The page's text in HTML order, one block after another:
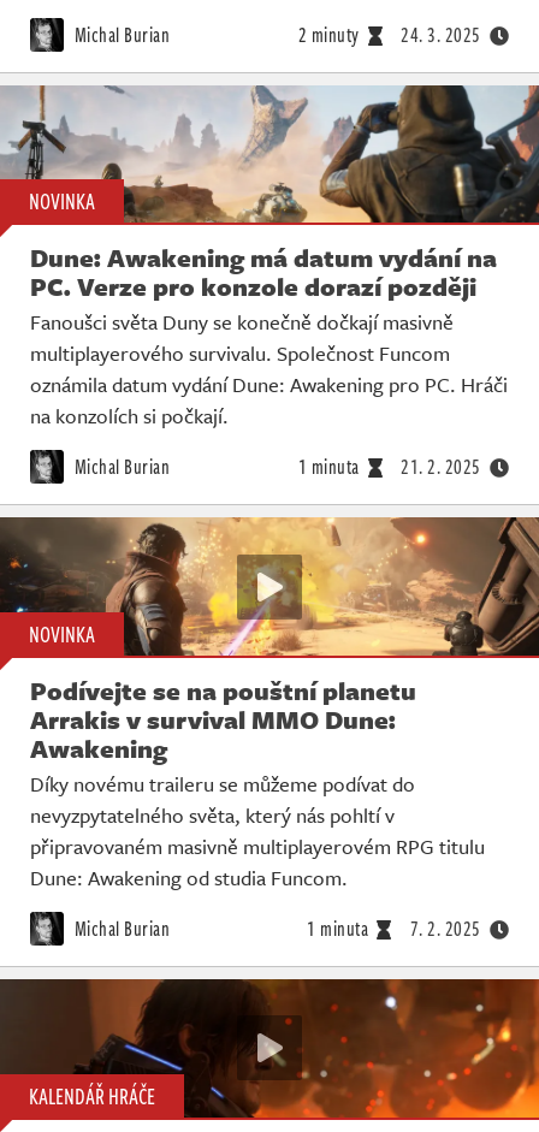
Michal Burian 2 minuty 24. 3. 2025
NOVINKA
Dune: Awakening má datum vydání na
PC. Verze pro konzole dorazí později
Fanoušci světa Duny se konečně dočkají masivně
multiplayerového survivalu. Společnost Funcom
oznámila datum vydání Dune: Awakening pro PC. Hráči
na konzolích si počkají.
Michal Burian 1 minuta 21. 2. 2025
NOVINKA
Podívejte se na pouštní planetu
Arrakis v survival MMO Dune:
Awakening
Díky novému traileru se můžeme podívat do
nevyzpytatelného světa, který nás pohltí v
připravovaném masivně multiplayerovém RPG titulu
Dune: Awakening od studia Funcom.
Michal Burian 1 minuta 7. 2. 2025
KALENDÁŘ HRÁČE